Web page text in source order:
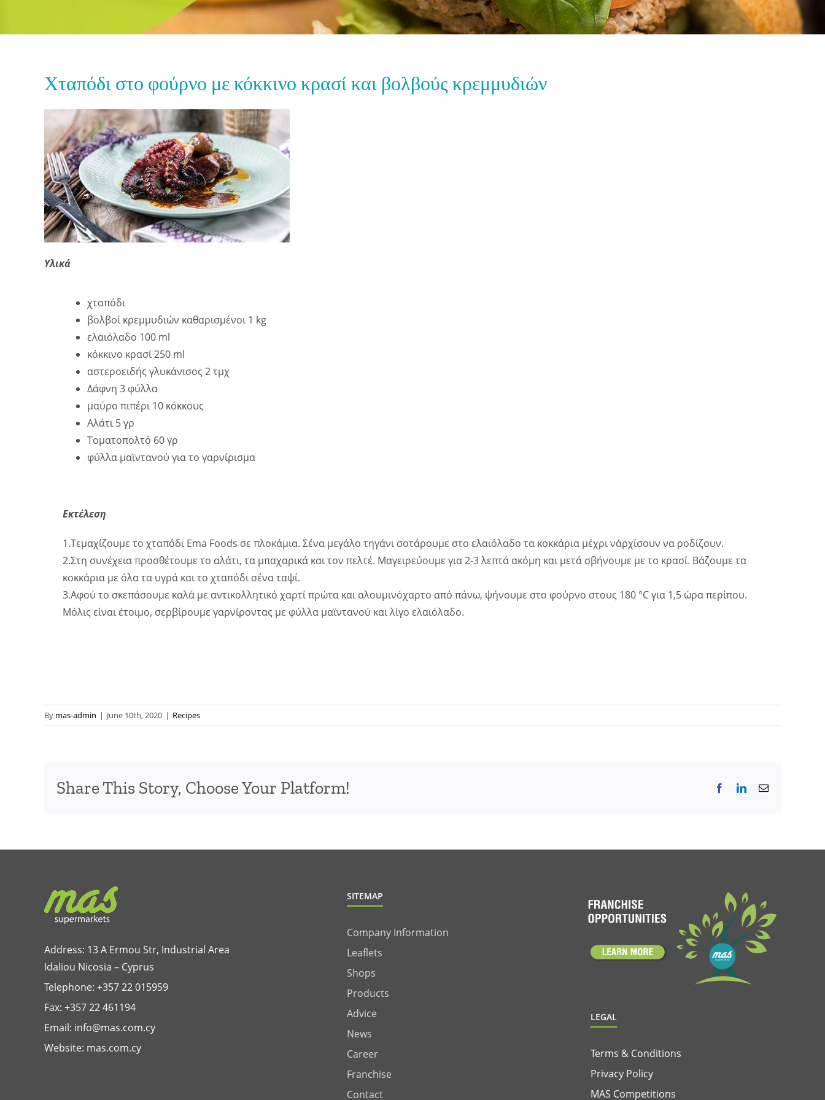
Χταπόδι στο φούρνο με κόκκινο κρασί και βολβούς κρεμμυδιών
Υλικά
χταπόδι
βολβοί κρεμμυδιών καθαρισμένοι 1 kg
ελαιόλαδο 100 ml
κόκκινο κρασί 250 ml
αστεροειδής γλυκάνισος 2 τμχ
Δάφνη 3 φύλλα
μαύρο πιπέρι 10 κόκκους
Αλάτι 5 γρ
Τοματοπολτό 60 γρ
φύλλα μαϊντανού για το γαρνίρισμα
Εκτέλεση
1.Τεμαχίζουμε το χταπόδι Ema Foods σε πλοκάμια. Σ΄ένα μεγάλο τηγάνι σοτάρουμε στο ελαιόλαδο τα κοκκάρια μέχρι ν΄αρχίσουν να ροδίζουν.
2.Στη συνέχεια προσθέτουμε το αλάτι, τα μπαχαρικά και τον πελτέ. Μαγειρεύουμε για 2-3 λεπτά ακόμη και μετά σβήνουμε με το κρασί. Βάζουμε τα
κοκκάρια με όλα τα υγρά και το χταπόδι σ΄ένα ταψί.
3.Αφού το σκεπάσουμε καλά με αντικολλητικό χαρτί πρώτα και αλουμινόχαρτο από πάνω, ψήνουμε στο φούρνο στους 180 °C για 1,5 ώρα περίπου.
Μόλις είναι έτοιμο, σερβίρουμε γαρνίροντας με φύλλα μαϊντανού και λίγο ελαιόλαδο.
By mas-admin | June 10th, 2020 | Recipes
Share This Story, Choose Your Platform! FacebookLinkedInEmail
Address: 13 A Ermou Str, Industrial Area
Idaliou Nicosia – Cyprus
Telephone: +357 22 015959
Fax: +357 22 461194
Email: info@mas.com.cy
Website: mas.com.cy
SITEMAP
Company Information
Leaflets
Shops
Products
Advice
News
Career
Franchise
Contact
LEGAL
Terms & Conditions
Privacy Policy
MAS Competitions